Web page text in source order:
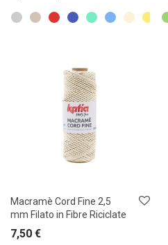
Macramè Cord Fine 2,5
mm Filato in Fibre Riciclate
7,50 €